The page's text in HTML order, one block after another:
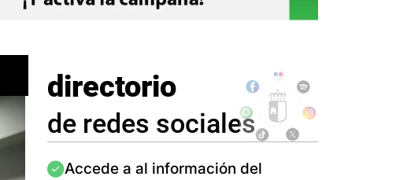
directorio
de redes sociales
Imagen
Accede a al información del